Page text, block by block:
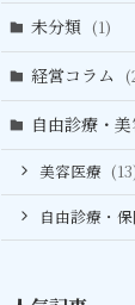
未分類 (1)
経営コラム
自由診療・
美容医療
自由診療・